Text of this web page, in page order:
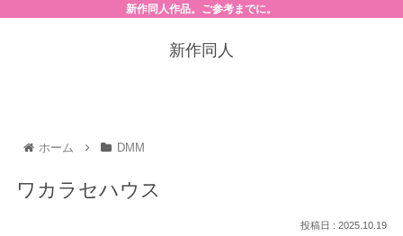
新作同人
新作同人作品。ご参考までに。
ホーム DMM
ワカラセハウス
2025.10.19